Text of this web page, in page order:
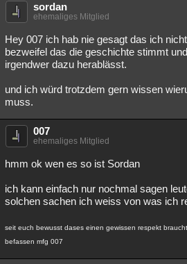
sordan
ehemaliges Mitglied
Hey 007 ich hab nie gesagt das ich
bezweifel das die geschichte stimmt
irgendwer dazu herablässt.
und ich würd trotzdem gern wissen
muss.
007
ehemaliges Mitglied
hmm ok wen es so ist Sordan
ich kann einfach nur nochmal sagen
solchen sachen ich weiss von was ich
seit euch bewusst dases einen gewissen respekt
befassen mfg 007